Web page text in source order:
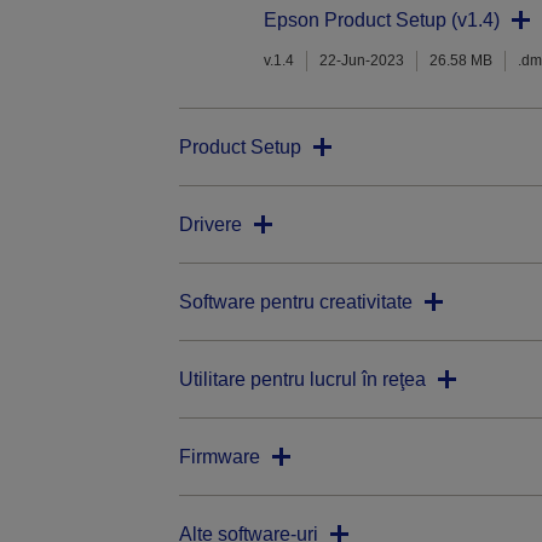
Epson Product Setup (v1.4)
v.1.4 22-Jun-2023 26.58 MB
Product Setup
Drivere
Software pentru creativitate
Utilitare pentru lucrul în reţea
Firmware
Alte software-uri